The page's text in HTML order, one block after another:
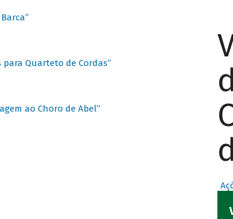
Quarteto de Cordas”
ao Choro de Abel”